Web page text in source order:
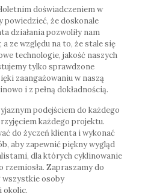
doświadczeniem w
powiedzieć, że doskonale
działania pozwoliły nam
ze względu na to, że stale się
technologie, jakość naszych
tylko sprawdzone
zaangażowaniu w naszą
i z pełną dokładnością.
podejściem do każdego
każdego projektu.
do życzeń klienta i wykonać
aby zapewnić piękny wygląd
dla których cyklinowanie
rzemiosła. Zapraszamy do
wszystkie osoby
okolic.